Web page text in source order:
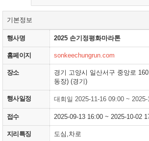
기본정보
행사명 2025 손기정평화마라톤
홈페이지 sonkeechungrun.com
장소
경기 고양시 일산서구 중앙로
동장) (경기)
행사일정 대회일 2025-11-16 09:00 ~
접수 2025-09-13 16:00 ~ 2025-10-02
지리특징 도심,차로